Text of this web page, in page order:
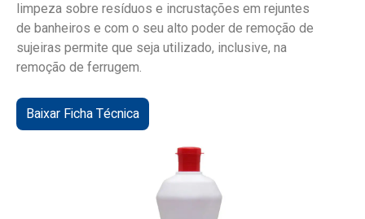
limpeza sobre resíduos e incrustações em rejuntes
de banheiros e com o seu alto poder de remoção de
sujeiras permite que seja utilizado, inclusive, na
remoção de ferrugem.
Baixar Ficha Técnica